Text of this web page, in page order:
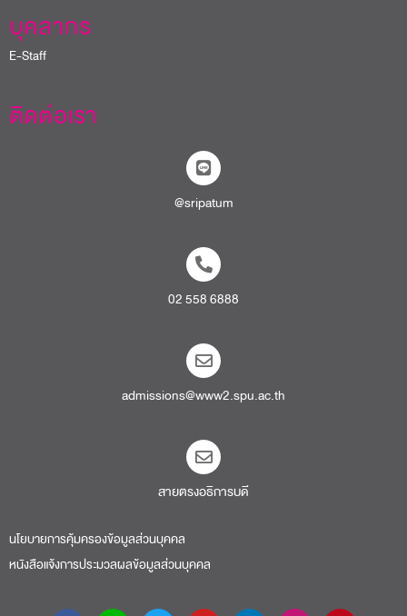
บุคลากร
E-Staff
ติดต่อเรา
@sripatum
02 558 6888
admissions@www2.spu.ac.th
สายตรงอธิการบดี​
นโยบายการคุ้มครองข้อมูลส่วนบุคคล
หนังสือแจ้งการประมวลผลข้อมูลส่วนบุคคล